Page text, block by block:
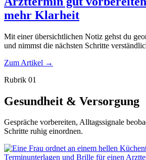
mehr Klarheit
Mit einer übersichtlichen Notiz gehst du
und nimmst die nächsten Schritte
Zum Artikel →
Rubrik 01
Gesundheit & Versorgung
Gespräche vorbereiten, Alltagssignale
Schritte ruhig einordnen.